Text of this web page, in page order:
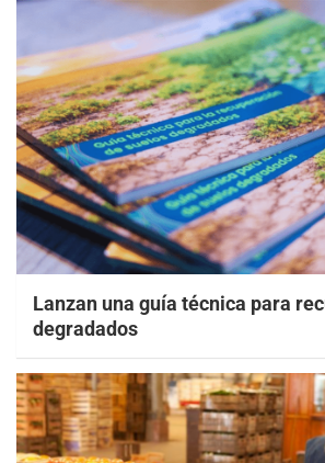
Lanzan una guía técnica para
degradados